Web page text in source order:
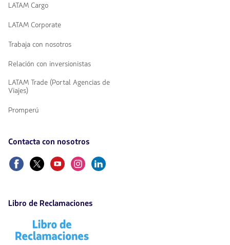
LATAM Cargo
LATAM Corporate
Trabaja con nosotros
Relación con inversionistas
LATAM Trade (Portal Agencias de
Viajes)
Promperú
Contacta con nosotros
FacebookTwitterYoutubeInstagram
Linkedin
Libro de Reclamaciones